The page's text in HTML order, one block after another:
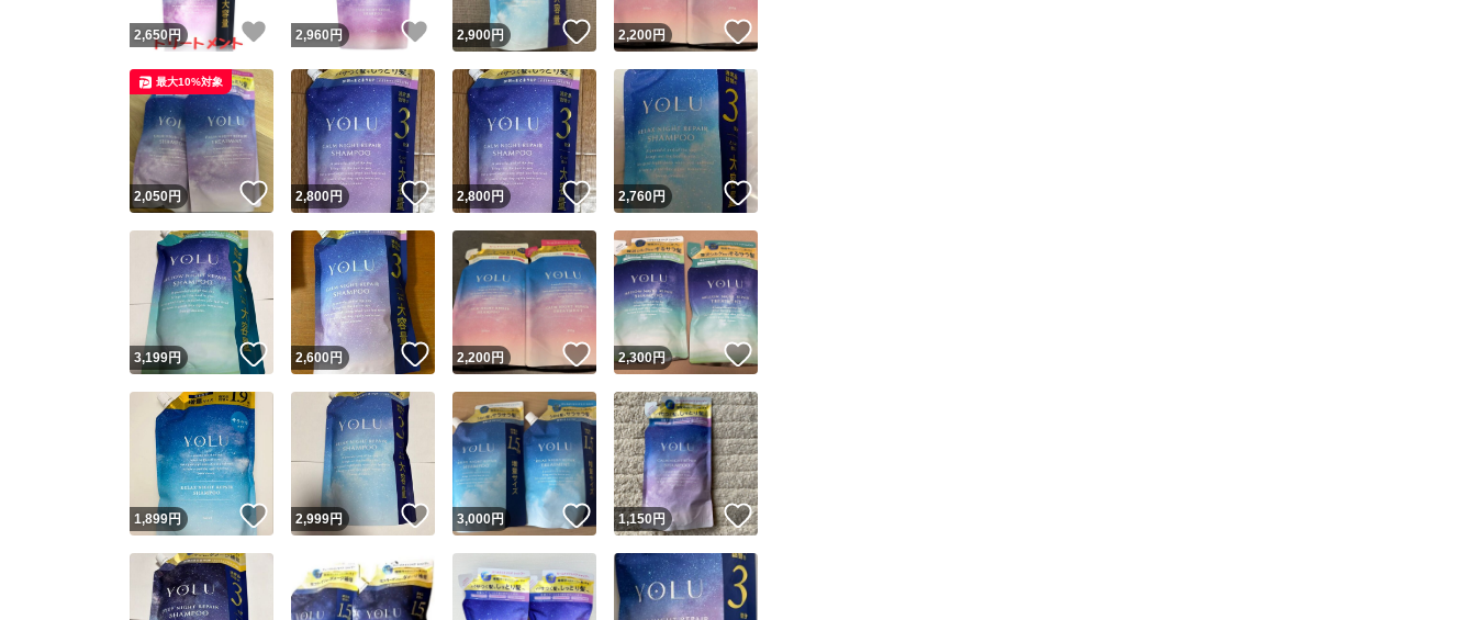
他フリマ実績◯+ このユーザーは他フリマサービスでの取引実績があります
スピード&安心発送
※このバッジは実績に基づく表示であり、発送を保証しているものではありません
スピード＆安心発送
このユーザーは高頻度で24時間以内＆設定した発送日数内に発送してい
ます
スピード発送 このユーザーは高頻度で24時間以内に発送しています
安心発送 このユーザーは設定した発送日数内に発送しています
出品ページへ
キャンセル
2,650円 いいね！
2,960 円 いいね！
2,900円 いいね！
2,200円
2,050円 いいね！
最大10%対象
2,800円 いいね！
2,800円 いいね！
2,760円 いいね！
3,199円 いいね！
2,600円 いいね！
2,200円 いいね！
2,300円 いいね！
1,899円 いいね！
2,999円 いいね！
3,000円 いいね！
1,150円 いいね！